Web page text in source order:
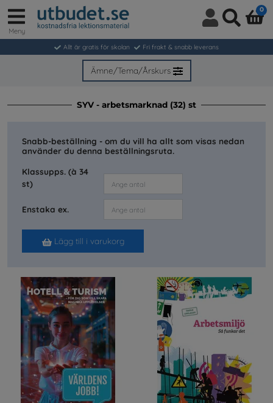
in
/
Meny
0
Allt är gratis för skolan Fri frakt & snabb leverans
Ämne/Tema/Årskurs
SYV - arbetsmarknad (32) st
Snabb-beställning - om du vill ha allt som visas nedan
använder du denna beställningsruta.
Klassupps. (à 34
st)
Enstaka ex.
Lägg till i varukorg